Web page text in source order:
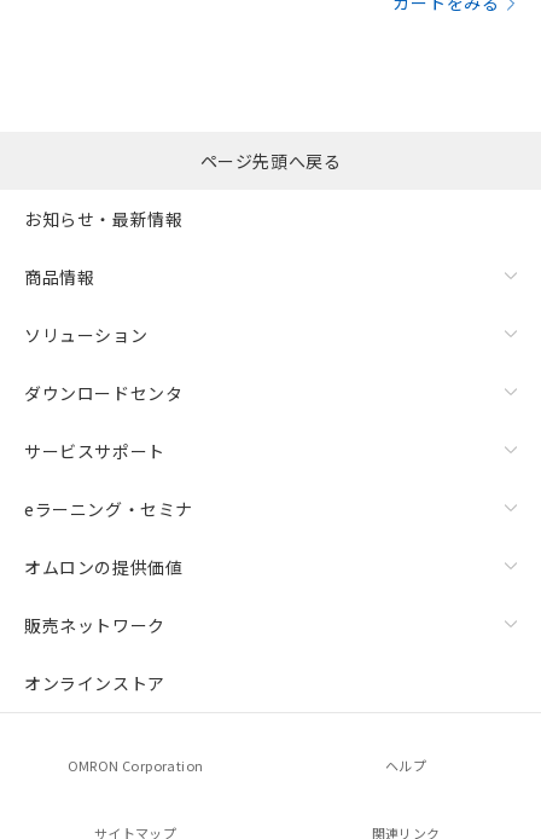
ページ先頭へ戻る
お知らせ・最新情報
商品情報
ソリューション
ダウンロードセンタ
サービスサポート
eラーニング・セミナ
オムロンの提供価値
販売ネットワーク
オンラインストア
OMRON Corporation ヘルプ
サイトマップ 関連リンク